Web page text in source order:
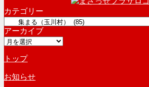
カ
ブ
カテゴリー
テ
ゴ
ー
アーカイブ
ア
カ
イ
ブ
トップ
お知らせ